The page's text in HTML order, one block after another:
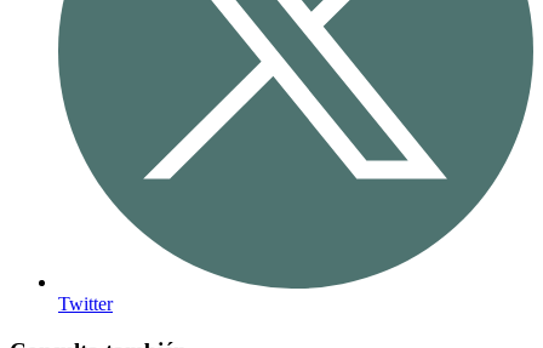
Twitter